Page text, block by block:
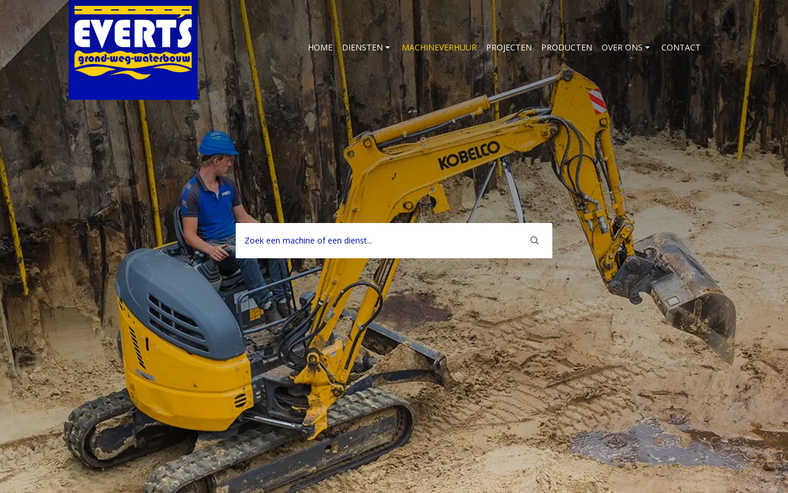
HOME DIENSTEN MACHINEVERHUUR PROJECTEN PRODUCTEN OVER ONS CONTACT
Zoeken
naar: